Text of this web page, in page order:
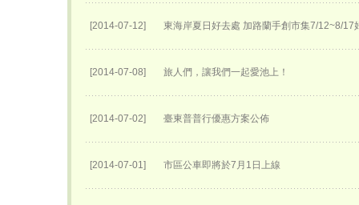
[2014-07-12] 東海岸夏日好去處 加路蘭手創市集7/12~8/17
[2014-07-08] 旅人們，讓我們一起愛池上！
[2014-07-02] 臺東普普行優惠方案公佈
[2014-07-01] 市區公車即將於7月1日上線